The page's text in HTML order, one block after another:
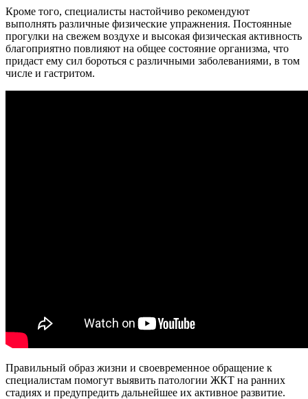
Кроме того, специалисты настойчиво рекомендуют
выполнять различные физические упражнения. Постоянные
прогулки на свежем воздухе и высокая физическая активность
благоприятно повлияют на общее состояние организма, что
придаст ему сил бороться с различными заболеваниями, в том
числе и гастритом.
Правильный образ жизни и своевременное обращение к
специалистам помогут выявить патологии ЖКТ на ранних
стадиях и предупредить дальнейшее их активное развитие.